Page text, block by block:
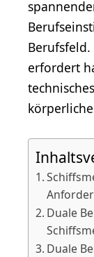
erfordert
Duale
Duale